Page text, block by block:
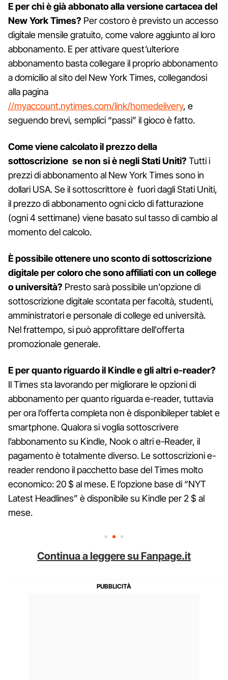
E per chi è già abbonato alla versione cartacea del
New York Times? Per costoro è previsto un accesso
digitale mensile gratuito, come valore aggiunto al loro
abbonamento. E per attivare quest’ulteriore
abbonamento basta collegare il proprio abbonamento
a domicilio al sito del New York Times, collegandosi
alla pagina
//myaccount.nytimes.com/link/homedelivery, e
seguendo brevi, semplici “passi” il gioco è fatto.
Come viene calcolato il prezzo della
sottoscrizione se non si è negli Stati Uniti? Tutti i
prezzi di abbonamento al New York Times sono in
dollari USA. Se il sottoscrittore è fuori dagli Stati Uniti,
il prezzo di abbonamento ogni ciclo di fatturazione
(ogni 4 settimane) viene basato sul tasso di cambio al
momento del calcolo.
È possibile ottenere uno sconto di sottoscrizione
digitale per coloro che sono affiliati con un college
o università? Presto sarà possibile un'opzione di
sottoscrizione digitale scontata per facoltà, studenti,
amministratori e personale di college ed università.
Nel frattempo, si può approfittare dell'offerta
promozionale generale.
E per quanto riguardo il Kindle e gli altri e-reader?
Il Times sta lavorando per migliorare le opzioni di
abbonamento per quanto riguarda e-reader, tuttavia
per ora l’offerta completa non è disponibileper tablet e
smartphone. Qualora si voglia sottoscrivere
l’abbonamento su Kindle, Nook o altri e-Reader, il
pagamento è totalmente diverso. Le sottoscrizioni e-
reader rendono il pacchetto base del Times molto
economico: 20 $ al mese. E l’opzione base di “NYT
Latest Headlines” è disponibile su Kindle per 2 $ al
mese.
Continua a leggere su Fanpage.it